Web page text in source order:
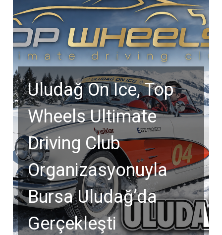
Uludağ On Ice, Top
Wheels Ultimate
Driving Club
Organizasyonuyla
Bursa Uludağ’da
Gerçekleşti